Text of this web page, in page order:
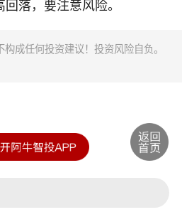
落，要注意风险。
成任何投资建议！投资风险自负。